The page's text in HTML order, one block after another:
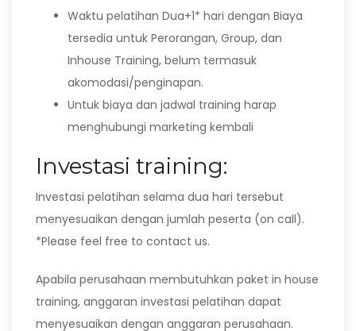
Waktu pelatihan Dua+1* hari dengan Biaya
tersedia untuk Perorangan, Group, dan
Inhouse Training, belum termasuk
akomodasi/penginapan.
Untuk biaya dan jadwal training harap
menghubungi marketing kembali
Investasi training:
Investasi pelatihan selama dua hari tersebut
menyesuaikan dengan jumlah peserta (on call).
*Please feel free to contact us.
Apabila perusahaan membutuhkan paket in house
training, anggaran investasi pelatihan dapat
menyesuaikan dengan anggaran perusahaan.